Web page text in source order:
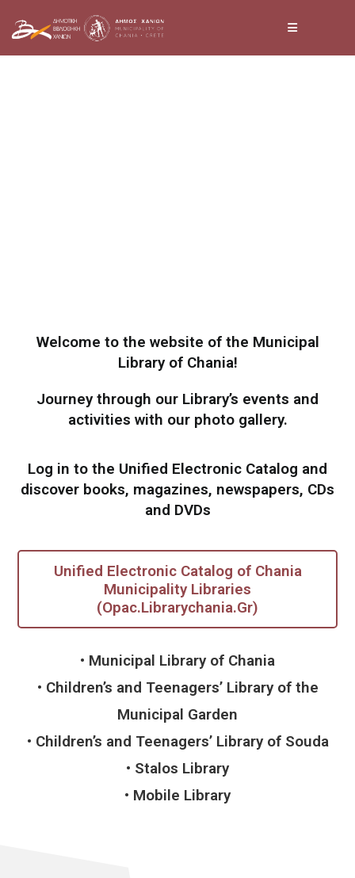
Welcome to the website of the Municipal
Library of Chania!
Journey through our Library’s events and
activities with our photo gallery.
Log in to the Unified Electronic Catalog and
discover books, magazines, newspapers, CDs
and DVDs
Unified Electronic Catalog of Chania
Municipality Libraries
(Opac.Librarychania.Gr)
• Municipal Library of Chania
• Children’s and Teenagers’ Library of the
Municipal Garden
• Children’s and Teenagers’ Library of Souda
• Stalos Library
• Mobile Library